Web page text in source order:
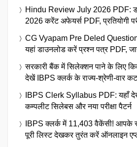
Hindu Review July 2026 PDF:
2026 करेंट अफेयर्स PDF, प्रतियोगी
CG Vyapam Pre Deled
यहां डाउनलोड करें प्रश्न पत्र PDF,
सरकारी बैंक में सिलेक्शन पाने के लिए
देखें IBPS क्लर्क के राज्य-श्रेणी-वार
IBPS Clerk Syllabus PDF: यहाँ
कम्पलीट सिलेबस और नया परीक्षा पैटर्न
IBPS क्लर्क में 11,403 वैकेंसी! आपके
पूरी लिस्ट देखकर तुरंत करें ऑनलाइन